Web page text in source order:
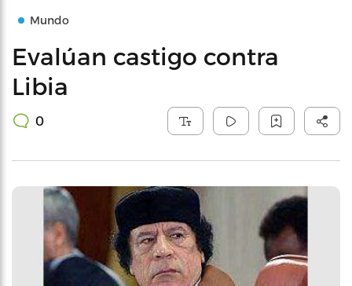
Mundo
Evalúan castigo contra
Libia
0